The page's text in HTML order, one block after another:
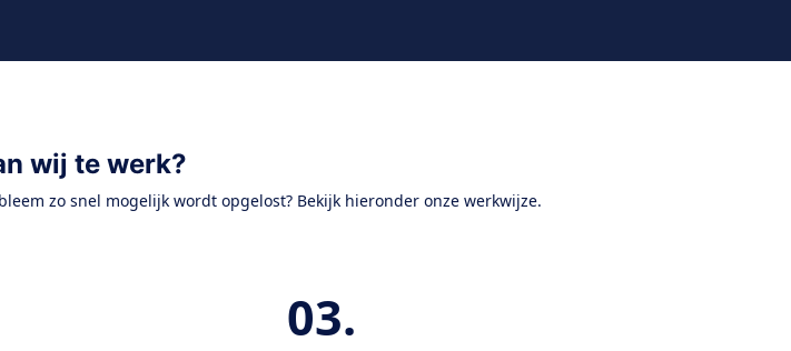
wij te werk?
zo snel mogelijk wordt opgelost? Bekijk hieronder onze werkwijze.
03.